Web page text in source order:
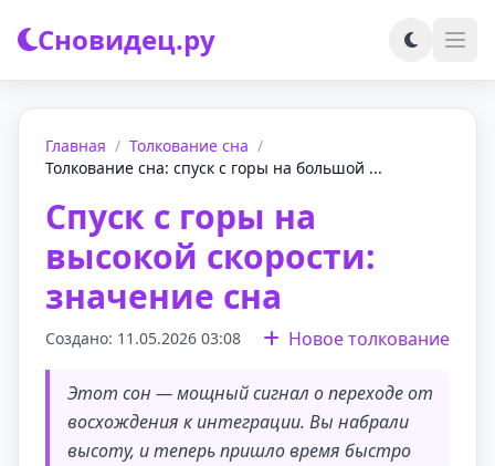
Сновидец.ру
Главная / Толкование сна /
Толкование сна: спуск с горы на большой ...
Спуск с горы на
высокой скорости:
значение сна
Создано: 11.05.2026 03:08 Новое толкование
Этот сон — мощный сигнал о переходе от
восхождения к интеграции. Вы набрали
высоту, и теперь пришло время быстро